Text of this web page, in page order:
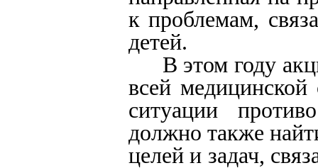
к проблемам,
детей.
В этом году
всей
ситуации
должно также
целей и задач,